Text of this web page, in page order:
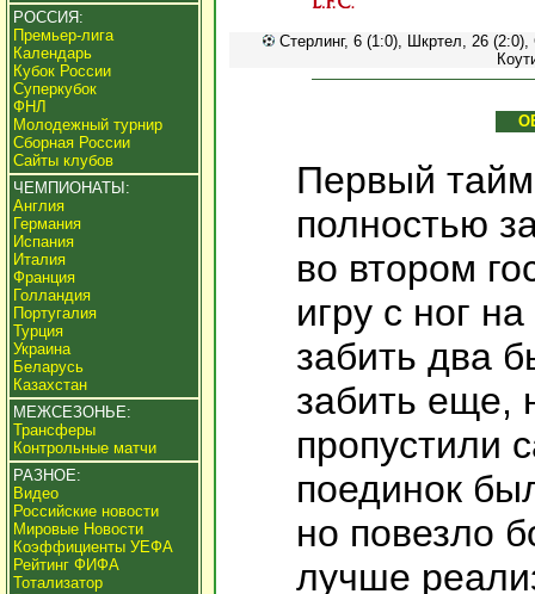
РОССИЯ:
Премьер-лига
Календарь
Кубок России
Суперкубок
ФНЛ
Молодежный турнир
Сборная России
Сайты клубов
ЧЕМПИОНАТЫ:
Англия
Германия
Испания
Италия
Франция
Голландия
Португалия
Турция
Украина
Беларусь
Казахстан
МЕЖСЕЗОНЬЕ:
Трансферы
Контрольные матчи
РАЗНОЕ:
Видео
Российские новости
Мировые Новости
Коэффициенты УЕФА
Рейтинг ФИФА
Тотализатор
Стерлинг, 6 (1:0), Шкртел, 26
Первый
полностью
во втором
игру с ног
забить два
забить еще,
пропустили
поединок
но повезло
лучше